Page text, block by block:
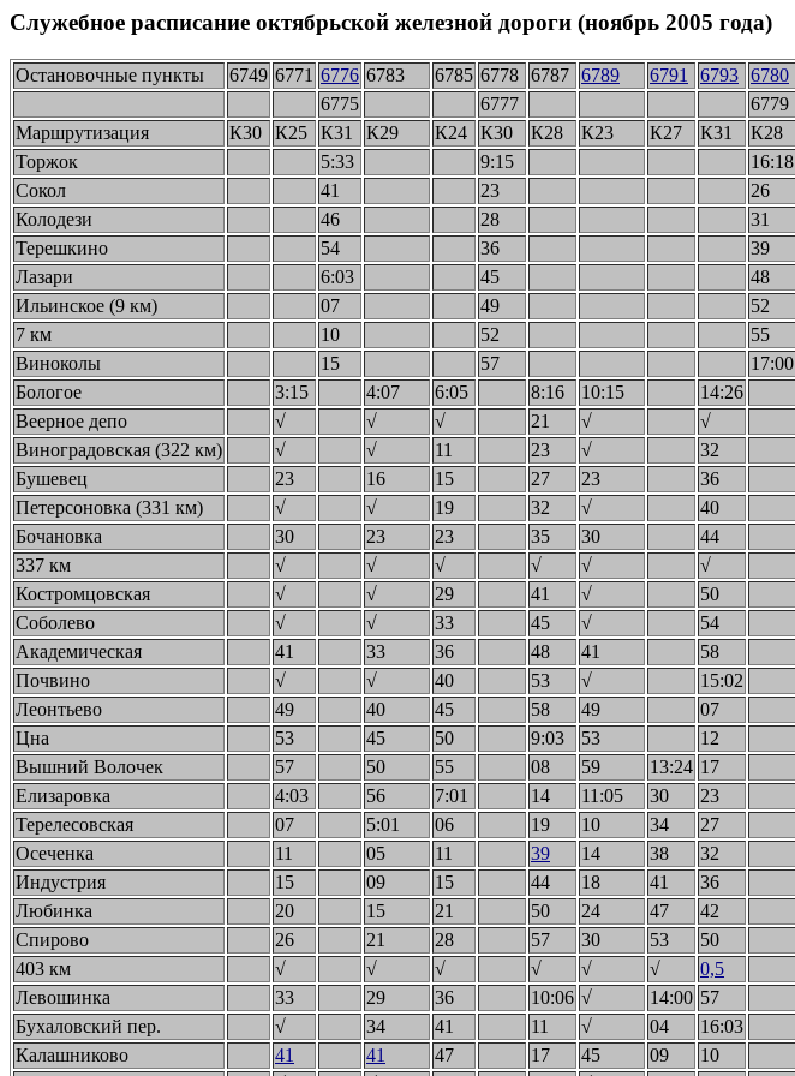
Служебное расписание октябрьской железной дороги (ноябрь 2005 года)
Остановочные пункты 6749 6771 6776 6783 6785 6778 6787 6789 6791 6793 6780
6775
6777 6779
Маршрутизация
К30 К25 К31 К29 К24 К30 К28 К23 К27 К31 К28
Торжок
5:33 9:15 16:18
Сокол
41 23 26
Колодези
46 28 31
Терешкино
54 36 39
Лазари
6:03 45 48
Ильинское (9 км)
07 49 52
7 км
10 52 55
Виноколы
15 57 17:00
Бологое
3:15 4:07 6:05 8:16 10:15 14:26
Веерное депо
√ √ √ 21 √ √
Виноградовская (322 км)
√ √ 11 23 √ 32
Бушевец
23 16 15 27 23 36
Петерсоновка (331 км)
√ √ 19 32 √ 40
Бочановка
30 23 23 35 30 44
337 км
√ √ √ √ √ √
Костромцовская
√ √ 29 41 √ 50
Соболево
√ √ 33 45 √ 54
Академическая
41 33 36 48 41 58
Почвино
√ √ 40 53 √ 15:02
Леонтьево
49 40 45 58 49 07
Цна
53 45 50 9:03 53 12
Вышний Волочек
57 50 55 08 59 13:24 17
Елизаровка
4:03 56 7:01 14 11:05 30 23
Терелесовская
07 5:01 06 19 10 34 27
Осеченка
11 05 11 39 14 38 32
Индустрия
15 09 15 44 18 41 36
Любинка
20 15 21 50 24 47 42
Спирово
26 21 28 57 30 53 50
403 км
√ √ √ √ √ √ 0,5
Левошинка
33 29 36 10:06 √ 14:00 57
Бухаловский пер.
√ 34 41 11 √ 04 16:03
Калашниково
41 41 47 17 45 09 10